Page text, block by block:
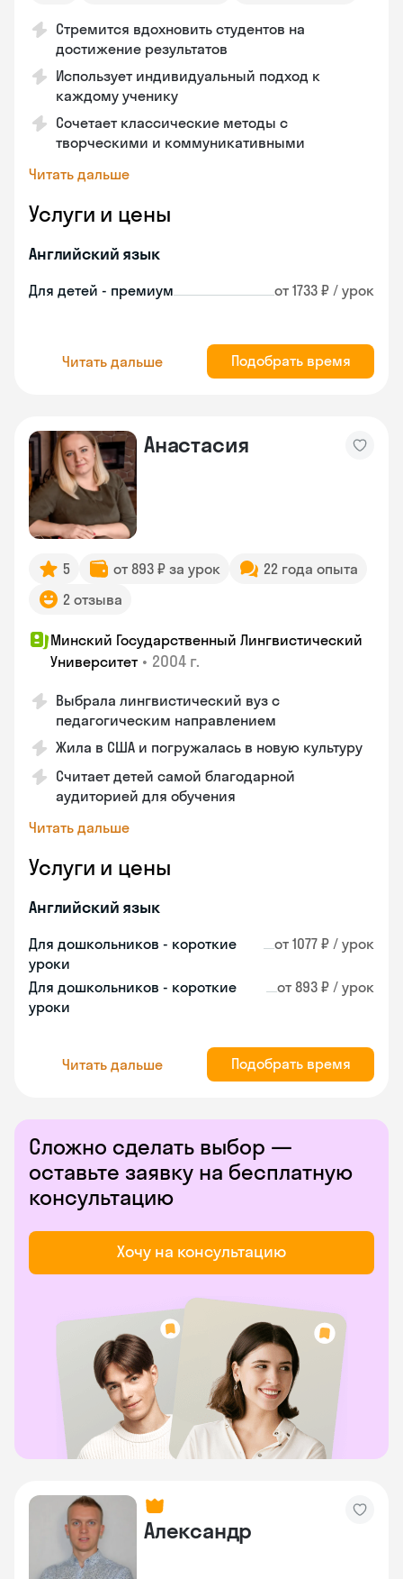
Стремится вдохновить студентов на
достижение результатов
Использует индивидуальный подход к
каждому ученику
Сочетает классические методы с
творческими и коммуникативными
Читать дальше
Услуги и цены
Английский язык
Для детей - премиум от 1733 ₽ / урок
Читать дальше Подобрать время
Анастасия
5 от 893 ₽ за урок
22 года опыта
2 отзыва
Минский Государственный Лингвистический
Университет • 2004 г.
Выбрала лингвистический вуз с
педагогическим направлением
Жила в США и погружалась в новую культуру
Считает детей самой благодарной
аудиторией для обучения
Читать дальше
Услуги и цены
Английский язык
Для дошкольников - короткие
уроки
от 1077 ₽ / урок
Для дошкольников - короткие
уроки
от 893 ₽ / урок
Читать дальше Подобрать время
Сложно сделать выбор —
оставьте заявку на бесплатную
консультацию
Хочу на консультацию
Александр